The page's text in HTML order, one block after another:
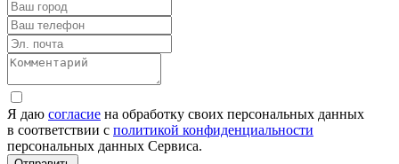
Я даю согласие на обработку своих персональных данных
в соответствии с политикой конфиденциальности
персональных данных Сервиса.